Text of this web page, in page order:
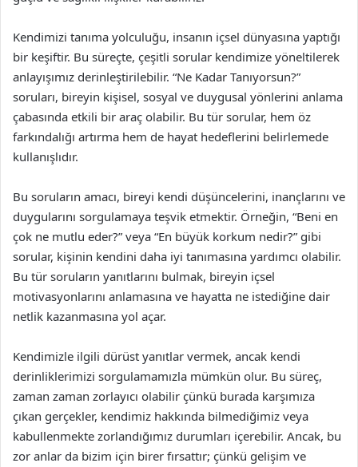
Kendimizi tanıma yolculuğu, insanın içsel dünyasına yaptığı
bir keşiftir. Bu süreçte, çeşitli sorular kendimize yöneltilerek
anlayışımız derinleştirilebilir. “Ne Kadar Tanıyorsun?”
soruları, bireyin kişisel, sosyal ve duygusal yönlerini anlama
çabasında etkili bir araç olabilir. Bu tür sorular, hem öz
farkındalığı artırma hem de hayat hedeflerini belirlemede
kullanışlıdır.
Bu soruların amacı, bireyi kendi düşüncelerini, inançlarını ve
duygularını sorgulamaya teşvik etmektir. Örneğin, “Beni en
çok ne mutlu eder?” veya “En büyük korkum nedir?” gibi
sorular, kişinin kendini daha iyi tanımasına yardımcı olabilir.
Bu tür soruların yanıtlarını bulmak, bireyin içsel
motivasyonlarını anlamasına ve hayatta ne istediğine dair
netlik kazanmasına yol açar.
Kendimizle ilgili dürüst yanıtlar vermek, ancak kendi
derinliklerimizi sorgulamamızla mümkün olur. Bu süreç,
zaman zaman zorlayıcı olabilir çünkü burada karşımıza
çıkan gerçekler, kendimiz hakkında bilmediğimiz veya
kabullenmekte zorlandığımız durumları içerebilir. Ancak, bu
zor anlar da bizim için birer fırsattır; çünkü gelişim ve